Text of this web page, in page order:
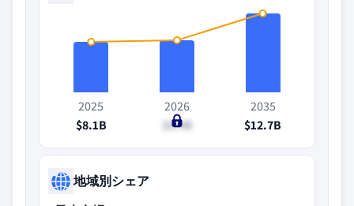
2025
$8.1B
2026
$8.4B
2035
$12.7B
地域別シェア